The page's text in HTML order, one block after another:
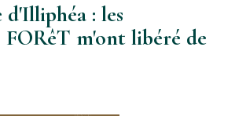
: les
FORêT m'ont libéré de